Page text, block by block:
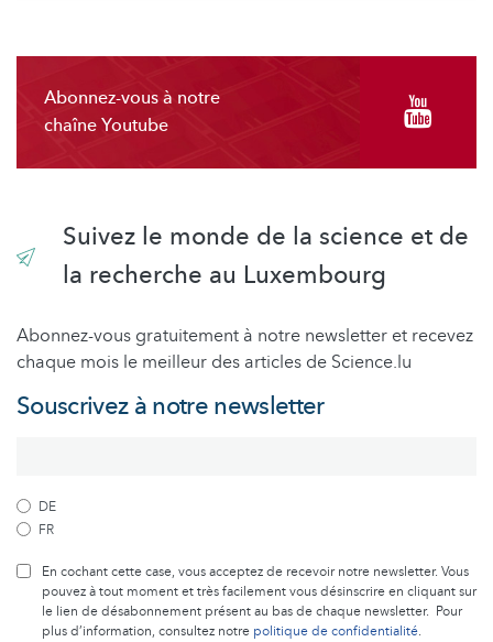
Abonnez-vous à notre
chaîne Youtube
Suivez le monde de la science et de
la recherche au Luxembourg
Abonnez-vous gratuitement à notre newsletter et recevez
chaque mois le meilleur des articles de Science.lu
Souscrivez à notre newsletter
DE
FR
En cochant cette case, vous acceptez de recevoir notre newsletter. Vous
pouvez à tout moment et très facilement vous désinscrire en cliquant sur
le lien de désabonnement présent au bas de chaque newsletter. Pour
plus d’information, consultez notre politique de confidentialité.